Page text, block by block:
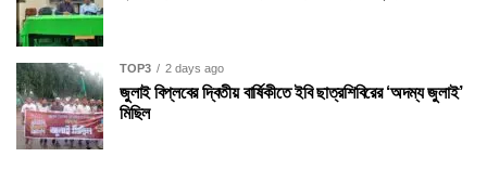
TOP3 2 days ago
জুলাই বিপ্লবের দ্বিতীয় বার্ষিকীতে ইবি ছাত্রশিবিরের ‘অদম্য জুলাই’
মিছিল